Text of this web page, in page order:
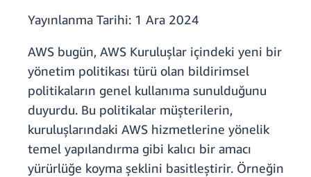
Yayınlanma Tarihi: 1 Ara 2024
AWS bugün, AWS Kuruluşlar içindeki yeni bir
yönetim politikası türü olan bildirimsel
politikaların genel kullanıma sunulduğunu
duyurdu. Bu politikalar müşterilerin,
kuruluşlarındaki AWS hizmetlerine yönelik
temel yapılandırma gibi kalıcı bir amacı
yürürlüğe koyma şeklini basitleştirir. Örneğin